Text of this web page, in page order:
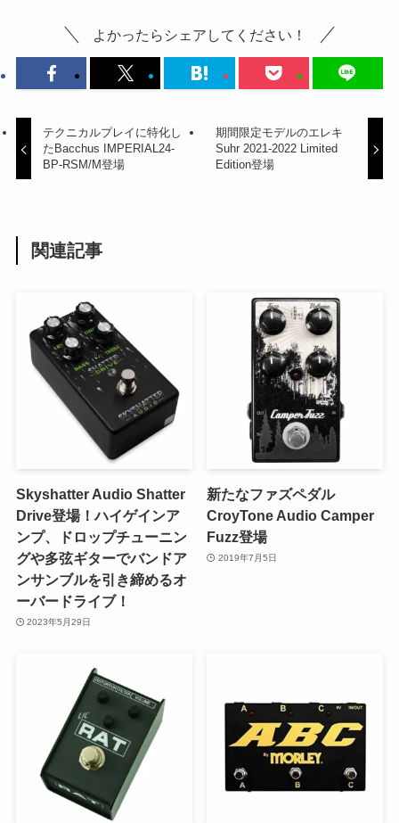
よかったらシェアしてください！
テクニカルプレイに特化し
たBacchus IMPERIAL24-
BP-RSM/M登場
期間限定モデルのエレキ
Suhr 2021-2022 Limited
Edition登場
関連記事
Skyshatter Audio Shatter
Drive登場！ハイゲインア
ンプ、ドロップチューニン
グや多弦ギターでバンドア
ンサンブルを引き締めるオ
ーバードライブ！
2023年5月29日
新たなファズペダル
CroyTone Audio Camper
Fuzz登場
2019年7月5日